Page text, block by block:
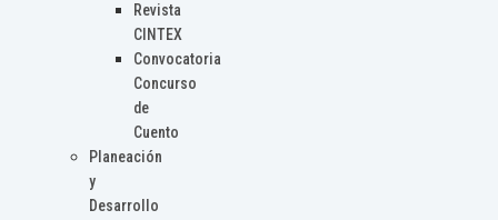
Revista
CINTEX
Convocatoria
Concurso
de
Cuento
Planeación
y
Desarrollo